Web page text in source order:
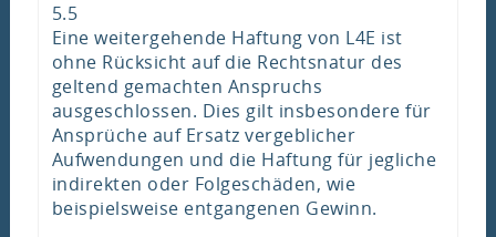
5.5
Eine weitergehende Haftung von L4E ist
ohne Rücksicht auf die Rechtsnatur des
geltend gemachten Anspruchs
ausgeschlossen. Dies gilt insbesondere für
Ansprüche auf Ersatz vergeblicher
Aufwendungen und die Haftung für jegliche
indirekten oder Folgeschäden, wie
beispielsweise entgangenen Gewinn.